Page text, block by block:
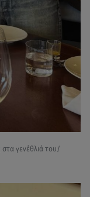
γενέθλιά του/